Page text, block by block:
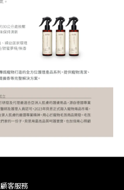
顧客服務